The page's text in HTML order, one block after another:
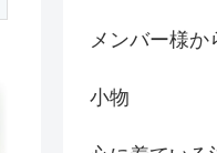
メンバー様か
小物